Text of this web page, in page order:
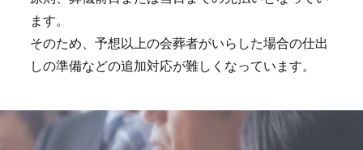
ます。
そのため、予想以上の会葬者がいらした場合の仕出
しの準備などの追加対応が難しくなっています。